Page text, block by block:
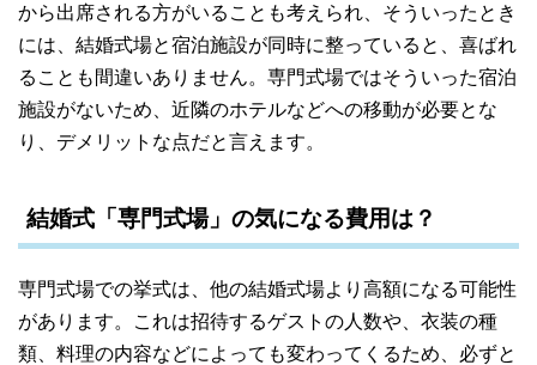
から出席される方がいることも考えられ、そういったとき
には、結婚式場と宿泊施設が同時に整っていると、喜ばれ
ることも間違いありません。専門式場ではそういった宿泊
施設がないため、近隣のホテルなどへの移動が必要とな
り、デメリットな点だと言えます。
結婚式「専門式場」の気になる費用は？
専門式場での挙式は、他の結婚式場より高額になる可能性
があります。これは招待するゲストの人数や、衣装の種
類、料理の内容などによっても変わってくるため、必ずと